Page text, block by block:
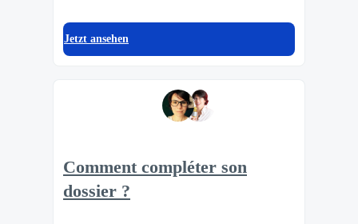
Jetzt ansehen
Comment compléter son
dossier ?